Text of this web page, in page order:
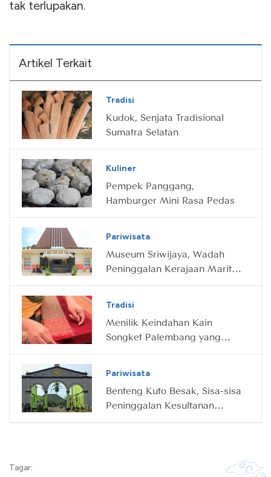
tak terlupakan.
Artikel Terkait
Tradisi
Kudok, Senjata Tradisional
Sumatra Selatan
Kuliner
Pempek Panggang,
Hamburger Mini Rasa Pedas
Pariwisata
Museum Sriwijaya, Wadah
Peninggalan Kerajaan Maritim
Tradisi
Menilik Keindahan Kain
Songket Palembang yang
Pariwisata
Benteng Kuto Besak, Sisa-sisa
Peninggalan Kesultanan
Tagar: